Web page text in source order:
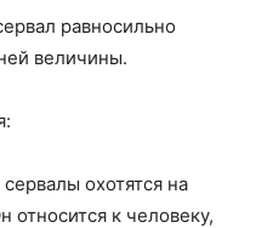
равносильно
величины.
охотятся на
относится к человеку,